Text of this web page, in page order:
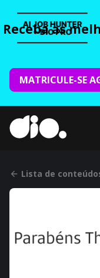
Receba as
MATRICULE-SE
Lista de